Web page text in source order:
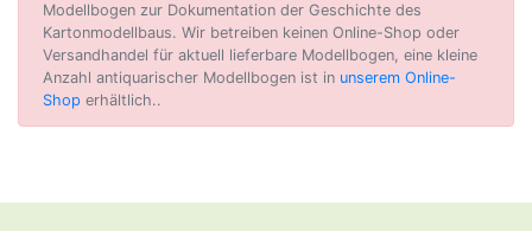
Modellbogen zur Dokumentation der Geschichte des
Kartonmodellbaus. Wir betreiben keinen Online-Shop oder
Versandhandel für aktuell lieferbare Modellbogen, eine kleine
Anzahl antiquarischer Modellbogen ist in unserem Online-
Shop erhältlich..